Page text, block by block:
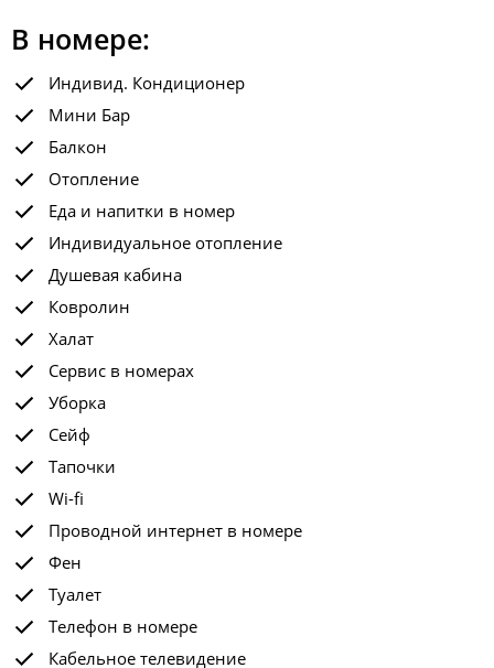
В номере:
Индивид. Кондиционер
Мини Бар
Балкон
Отопление
Еда и напитки в номер
Индивидуальное отопление
Душевая кабина
Ковролин
Халат
Сервис в номерах
Уборка
Сейф
Тапочки
Wi-fi
Проводной интернет в номере
Фен
Туалет
Телефон в номере
Кабельное телевидение